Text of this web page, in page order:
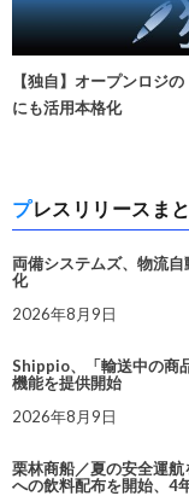
【独自】オープンロジ
にも活用本格化
プレスリリースま
両備システムズ、物流
化
2026年8月9日
Shippio、「輸送中の商
機能を提供開始
2026年8月9日
栗林商船／夏の安全運
への飲料配布を開始、4